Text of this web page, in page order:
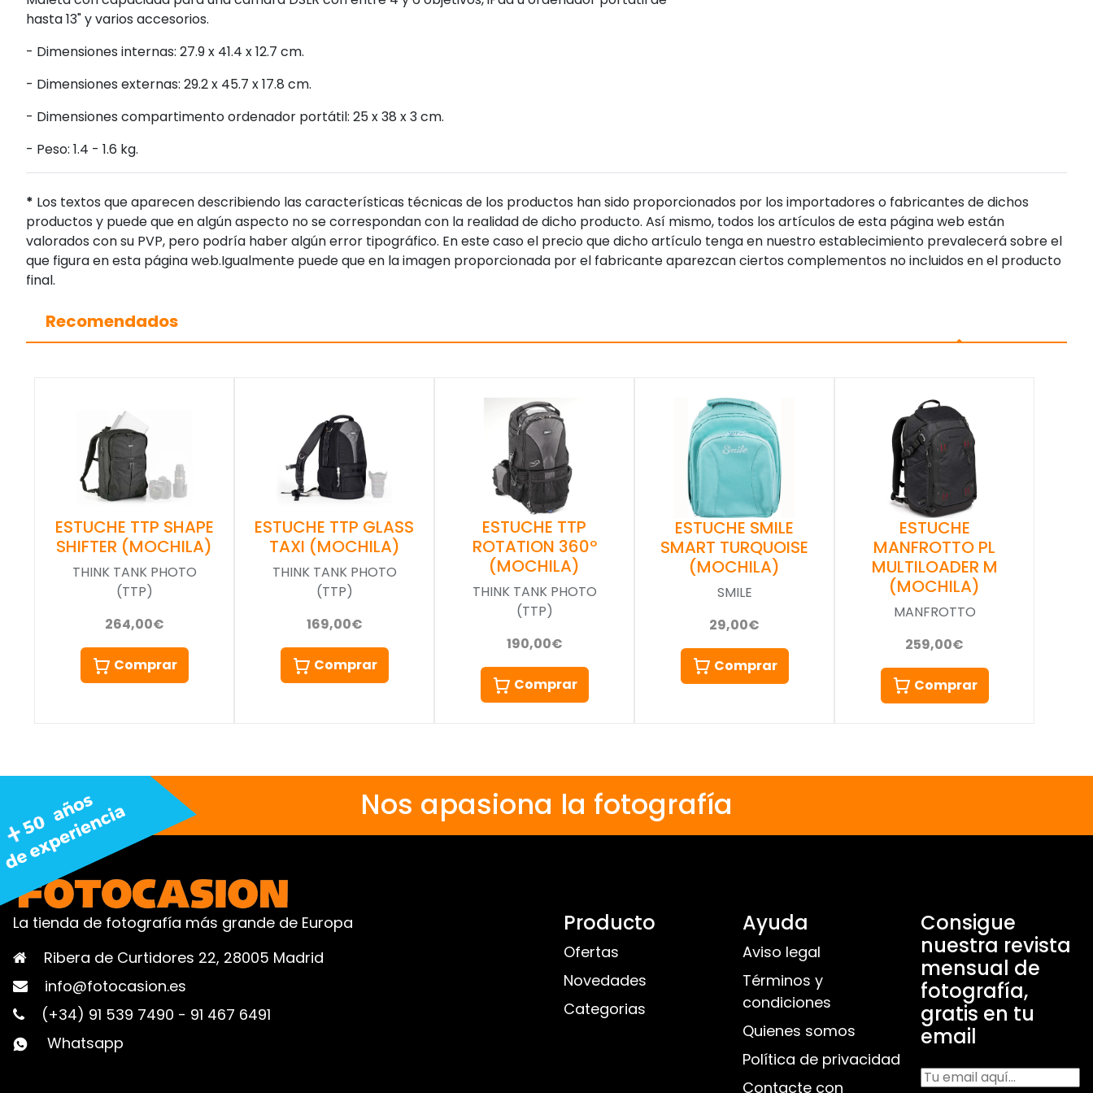
hasta 13" y varios accesorios.
- Dimensiones internas: 27.9 x 41.4 x 12.7 cm.
- Dimensiones externas: 29.2 x 45.7 x 17.8 cm.
- Dimensiones compartimento ordenador portátil: 25 x 38 x 3 cm.
- Peso: 1.4 - 1.6 kg.
* Los textos que aparecen describiendo las características técnicas de los productos han sido proporcionados por los importadores o fabricantes de dichos
productos y puede que en algún aspecto no se correspondan con la realidad de dicho producto. Así mismo, todos los artículos de esta página web están
valorados con su PVP, pero podría haber algún error tipográfico. En este caso el precio que dicho artículo tenga en nuestro establecimiento prevalecerá sobre el
que figura en esta página web.Igualmente puede que en la imagen proporcionada por el fabricante aparezcan ciertos complementos no incluidos en el producto
final.
Recomendados
ESTUCHE TTP SHAPE
SHIFTER (MOCHILA)
THINK TANK PHOTO
(TTP)
264,00€
Comprar
ESTUCHE TTP GLASS
TAXI (MOCHILA)
THINK TANK PHOTO
(TTP)
169,00€
Comprar
ESTUCHE TTP
ROTATION 360º
(MOCHILA)
THINK TANK PHOTO
(TTP)
190,00€
Comprar
ESTUCHE SMILE
SMART TURQUOISE
(MOCHILA)
SMILE
29,00€
Comprar
ESTUCHE
MANFROTTO PL
MULTILOADER M
(MOCHILA)
MANFROTTO
259,00€
Comprar
Nos apasiona la fotografía
La tienda de fotografía más grande de Europa
Ribera de Curtidores 22, 28005 Madrid
info@fotocasion.es
(+34) 91 539 7490 - 91 467 6491
Whatsapp
Producto
Ofertas
Novedades
Categorias
Ayuda
Aviso legal
Términos y
condiciones
Quienes somos
Política de privacidad
Contacte con
Consigue
nuestra revista
mensual de
fotografía,
gratis en tu
email